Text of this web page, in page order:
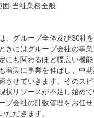
囲:当社業務全般
、グループ全体及び30社
きにはグループ会社の事
にも関わるほど幅広い機
着実に事業を伸ばし、中
させていきます。そのス
状リソースが不足し始め
プ会社の計数管理をお任
ただきます。